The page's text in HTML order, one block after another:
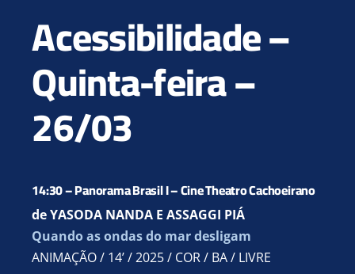
Programação
Atividades
Seminário
Parceiros
Acessibilidade –
Quinta-feira –
26/03
14:30 – Panorama Brasil I – Cine Theatro Cachoeirano
de YASODA NANDA E ASSAGGI PIÁ
Quando as ondas do mar desligam
ANIMAÇÃO / 14’ / 2025 / COR / BA / LIVRE